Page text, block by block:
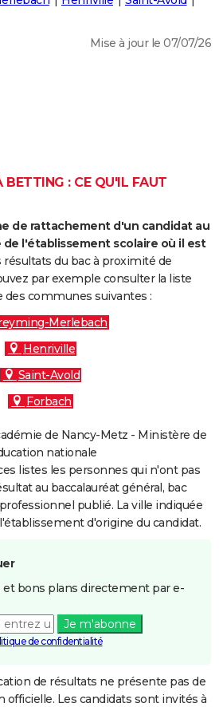
Mise à jour le 07/07/26
BETTING : CE QU'IL FAUT
de rattachement d'un candidat au
l'établissement scolaire où il est
résultats du bac à proximité de
par exemple consulter la liste
des communes suivantes :
Merlebach
Henriville
Saint-Avold
Forbach
de Nancy-Metz - Ministère de
nationale
listes les personnes qui n'ont pas
au baccalauréat général, bac
publié. La ville indiquée
d'origine du candidat.
et bons plans directement par e-
Je m'abonne
de confidentialité
de résultats ne présente pas de
officielle. Les candidats sont invités à